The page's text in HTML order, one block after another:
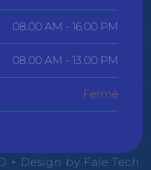
08.00 AM - 16.00 PM
08.00 AM - 13.00 PM
Fermé
+ Design by Fale Tech